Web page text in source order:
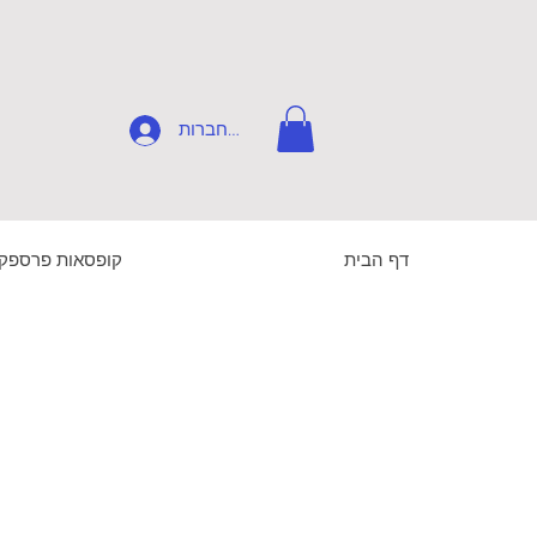
להתחברות
דף הבית קופסאות